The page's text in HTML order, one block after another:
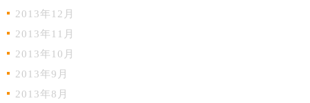
2013年12月
2013年11月
2013年10月
2013年9月
2013年8月